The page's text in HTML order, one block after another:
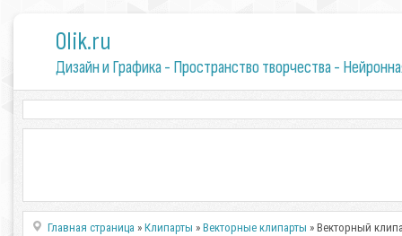
0lik.ru
Дизайн и Графика - Пространство творчества -
Главная страница »Клипарты »Векторные клипарты » Векторный